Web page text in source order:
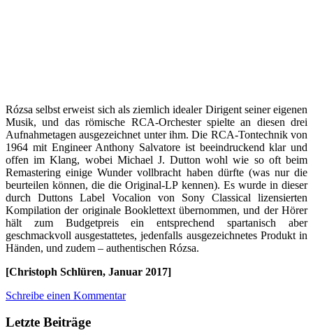
Rózsa selbst erweist sich als ziemlich idealer Dirigent seiner eigenen
Musik, und das römische RCA-Orchester spielte an diesen drei
Aufnahmetagen ausgezeichnet unter ihm. Die RCA-Tontechnik von
1964 mit Engineer Anthony Salvatore ist beeindruckend klar und
offen im Klang, wobei Michael J. Dutton wohl wie so oft beim
Remastering einige Wunder vollbracht haben dürfte (was nur die
beurteilen können, die die Original-LP kennen). Es wurde in dieser
durch Duttons Label Vocalion von Sony Classical lizensierten
Kompilation der originale Booklettext übernommen, und der Hörer
hält zum Budgetpreis ein entsprechend spartanisch aber
geschmackvoll ausgestattetes, jedenfalls ausgezeichnetes Produkt in
Händen, und zudem – authentischen Rózsa.
[Christoph Schlüren, Januar 2017]
Schreibe einen Kommentar
Letzte Beiträge